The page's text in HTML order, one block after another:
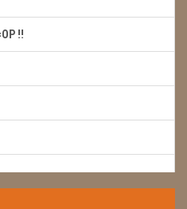
!!